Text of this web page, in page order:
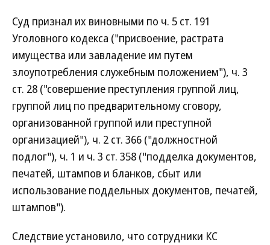
Суд признал их виновными по ч. 5 ст. 191
Уголовного кодекса ("присвоение, растрата
имущества или завладение им путем
злоупотребления служебным положением"), ч. 3
ст. 28 ("совершение преступления группой лиц,
группой лиц по предварительному сговору,
организованной группой или преступной
организацией"), ч. 2 ст. 366 ("должностной
подлог"), ч. 1 и ч. 3 ст. 358 ("подделка документов,
печатей, штампов и бланков, сбыт или
использование поддельных документов, печатей,
штампов").
Следствие установило, что сотрудники КС